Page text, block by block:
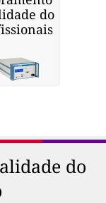
do
do